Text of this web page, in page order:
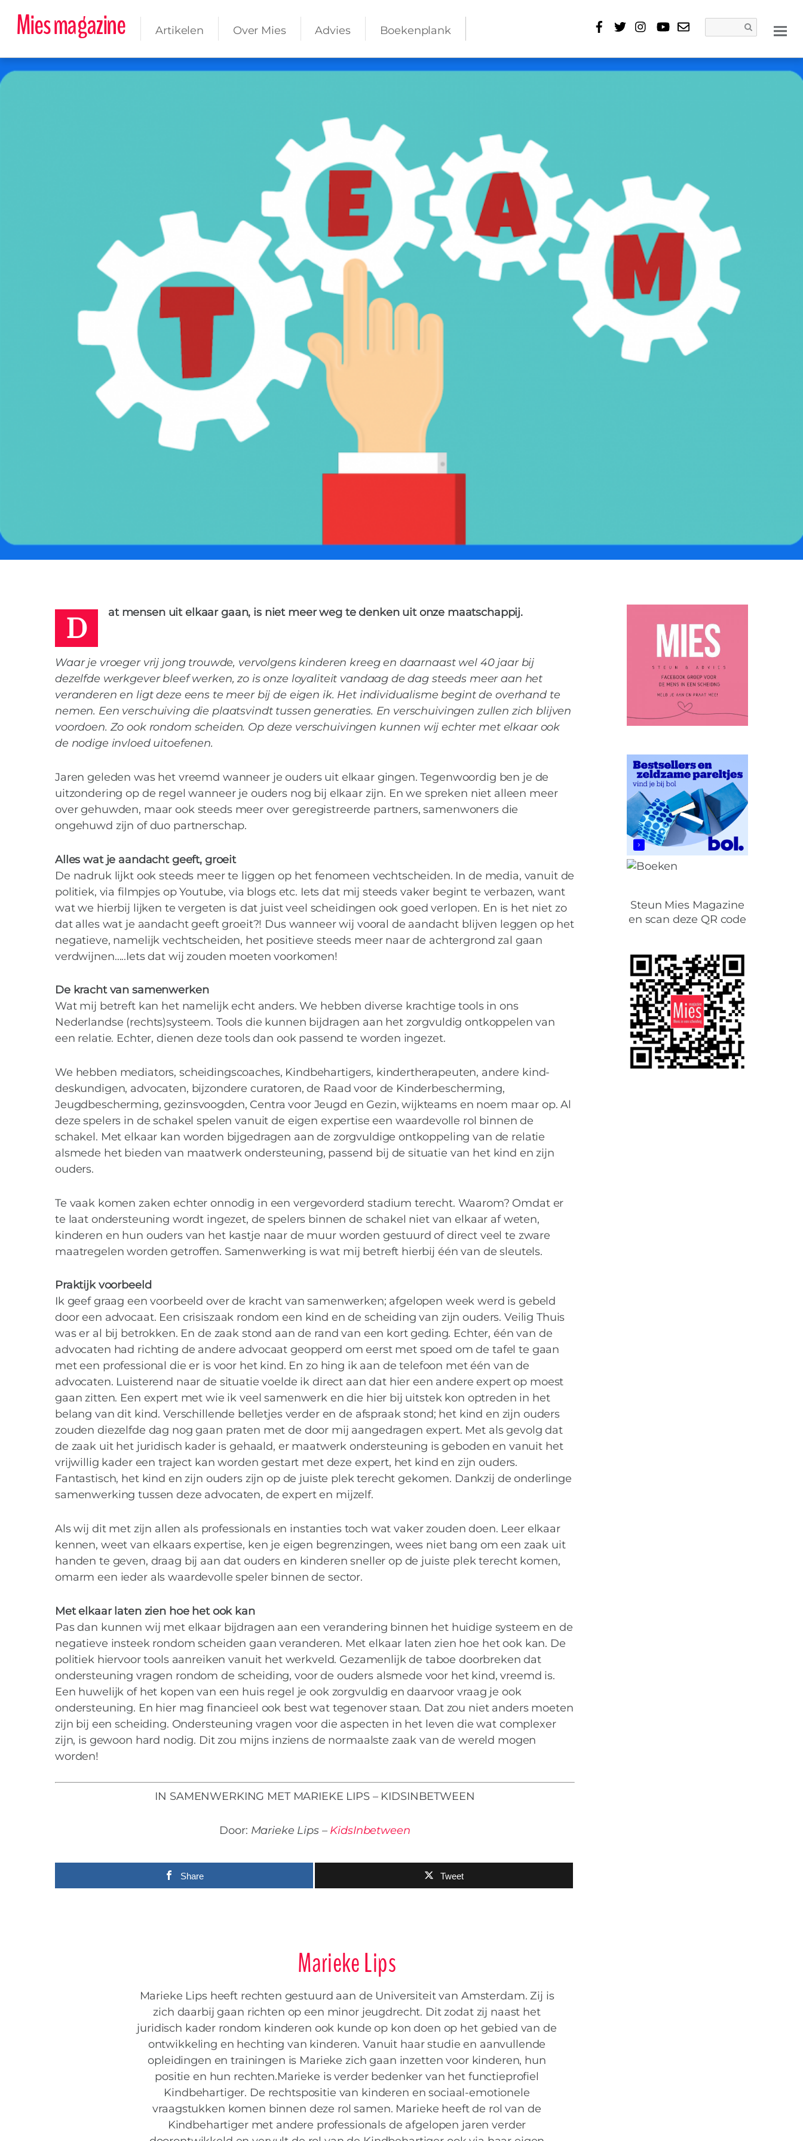
Mies magazine Artikelen Over Mies Advies Boekenplank
MIES PARTNERS
Samenwerken om een scheiding zorgvuldig te laten
plaatsvinden….
D at mensen uit elkaar gaan, is niet meer weg te denken uit onze maatschappij.
Waar je vroeger vrij jong trouwde, vervolgens kinderen kreeg en daarnaast wel 40 jaar bij
dezelfde werkgever bleef werken, zo is onze loyaliteit vandaag de dag steeds meer aan het
veranderen en ligt deze eens te meer bij de eigen ik. Het individualisme begint de overhand te
nemen. Een verschuiving die plaatsvindt tussen generaties. En verschuivingen zullen zich blijven
voordoen. Zo ook rondom scheiden. Op deze verschuivingen kunnen wij echter met elkaar ook
de nodige invloed uitoefenen.
Jaren geleden was het vreemd wanneer je ouders uit elkaar gingen. Tegenwoordig ben je de
uitzondering op de regel wanneer je ouders nog bij elkaar zijn. En we spreken niet alleen meer
over gehuwden, maar ook steeds meer over geregistreerde partners, samenwoners die
ongehuwd zijn of duo partnerschap.
Alles wat je aandacht geeft, groeit
De nadruk lijkt ook steeds meer te liggen op het fenomeen vechtscheiden. In de media, vanuit de
politiek, via filmpjes op Youtube, via blogs etc. Iets dat mij steeds vaker begint te verbazen, want
wat we hierbij lijken te vergeten is dat juist veel scheidingen ook goed verlopen. En is het niet zo
dat alles wat je aandacht geeft groeit?! Dus wanneer wij vooral de aandacht blijven leggen op het
negatieve, namelijk vechtscheiden, het positieve steeds meer naar de achtergrond zal gaan
verdwijnen…..Iets dat wij zouden moeten voorkomen!
De kracht van samenwerken
Wat mij betreft kan het namelijk echt anders. We hebben diverse krachtige tools in ons
Nederlandse (rechts)systeem. Tools die kunnen bijdragen aan het zorgvuldig ontkoppelen van
een relatie. Echter, dienen deze tools dan ook passend te worden ingezet.
We hebben mediators, scheidingscoaches, Kindbehartigers, kindertherapeuten, andere kind-
deskundigen, advocaten, bijzondere curatoren, de Raad voor de Kinderbescherming,
Jeugdbescherming, gezinsvoogden, Centra voor Jeugd en Gezin, wijkteams en noem maar op. Al
deze spelers in de schakel spelen vanuit de eigen expertise een waardevolle rol binnen de
schakel. Met elkaar kan worden bijgedragen aan de zorgvuldige ontkoppeling van de relatie
alsmede het bieden van maatwerk ondersteuning, passend bij de situatie van het kind en zijn
ouders.
Te vaak komen zaken echter onnodig in een vergevorderd stadium terecht. Waarom? Omdat er
te laat ondersteuning wordt ingezet, de spelers binnen de schakel niet van elkaar af weten,
kinderen en hun ouders van het kastje naar de muur worden gestuurd of direct veel te zware
maatregelen worden getroffen. Samenwerking is wat mij betreft hierbij één van de sleutels.
Praktijk voorbeeld
Ik geef graag een voorbeeld over de kracht van samenwerken; afgelopen week werd is gebeld
door een advocaat. Een crisiszaak rondom een kind en de scheiding van zijn ouders. Veilig Thuis
was er al bij betrokken. En de zaak stond aan de rand van een kort geding. Echter, één van de
advocaten had richting de andere advocaat geopperd om eerst met spoed om de tafel te gaan
met een professional die er is voor het kind. En zo hing ik aan de telefoon met één van de
advocaten. Luisterend naar de situatie voelde ik direct aan dat hier een andere expert op moest
gaan zitten. Een expert met wie ik veel samenwerk en die hier bij uitstek kon optreden in het
belang van dit kind. Verschillende belletjes verder en de afspraak stond; het kind en zijn ouders
zouden diezelfde dag nog gaan praten met de door mij aangedragen expert. Met als gevolg dat
de zaak uit het juridisch kader is gehaald, er maatwerk ondersteuning is geboden en vanuit het
vrijwillig kader een traject kan worden gestart met deze expert, het kind en zijn ouders.
Fantastisch, het kind en zijn ouders zijn op de juiste plek terecht gekomen. Dankzij de onderlinge
samenwerking tussen deze advocaten, de expert en mijzelf.
Als wij dit met zijn allen als professionals en instanties toch wat vaker zouden doen. Leer elkaar
kennen, weet van elkaars expertise, ken je eigen begrenzingen, wees niet bang om een zaak uit
handen te geven, draag bij aan dat ouders en kinderen sneller op de juiste plek terecht komen,
omarm een ieder als waardevolle speler binnen de sector.
Met elkaar laten zien hoe het ook kan
Pas dan kunnen wij met elkaar bijdragen aan een verandering binnen het huidige systeem en de
negatieve insteek rondom scheiden gaan veranderen. Met elkaar laten zien hoe het ook kan. De
politiek hiervoor tools aanreiken vanuit het werkveld. Gezamenlijk de taboe doorbreken dat
ondersteuning vragen rondom de scheiding, voor de ouders alsmede voor het kind, vreemd is.
Een huwelijk of het kopen van een huis regel je ook zorgvuldig en daarvoor vraag je ook
ondersteuning. En hier mag financieel ook best wat tegenover staan. Dat zou niet anders moeten
zijn bij een scheiding. Ondersteuning vragen voor die aspecten in het leven die wat complexer
zijn, is gewoon hard nodig. Dit zou mijns inziens de normaalste zaak van de wereld mogen
worden!
IN SAMENWERKING MET MARIEKE LIPS – KIDSINBETWEEN
Door: Marieke Lips – KidsInbetween
Share Tweet
Marieke Lips
Marieke Lips heeft rechten gestuurd aan de Universiteit van Amsterdam. Zij is
zich daarbij gaan richten op een minor jeugdrecht. Dit zodat zij naast het
juridisch kader rondom kinderen ook kunde op kon doen op het gebied van de
ontwikkeling en hechting van kinderen. Vanuit haar studie en aanvullende
opleidingen en trainingen is Marieke zich gaan inzetten voor kinderen, hun
positie en hun rechten.Marieke is verder bedenker van het functieprofiel
Kindbehartiger. De rechtspositie van kinderen en sociaal-emotionele
vraagstukken komen binnen deze rol samen. Marieke heeft de rol van de
Kindbehartiger met andere professionals de afgelopen jaren verder
Steun Mies Magazine
en scan deze QR code